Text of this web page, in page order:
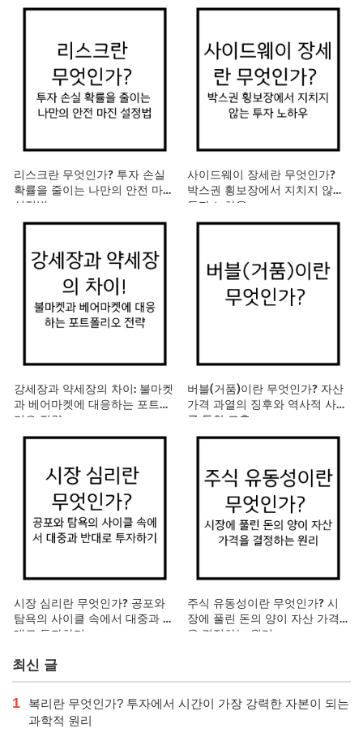
리스크란 무엇인가? 투자 손실
확률을 줄이는 나만의 안전 마진
설정법
사이드웨이 장세란 무엇인가?
박스권 횡보장에서 지치지 않는
투자 노하우
강세장과 약세장의 차이: 불마켓
과 베어마켓에 대응하는 포트폴
리오 전략
버블(거품)이란 무엇인가? 자산
가격 과열의 징후와 역사적 사례
를 통한 교훈
시장 심리란 무엇인가? 공포와
탐욕의 사이클 속에서 대중과 반
대로 투자하기
주식 유동성이란 무엇인가? 시
장에 풀린 돈의 양이 자산 가격
을 결정하는 원리
최신 글
1
복리란 무엇인가? 투자에서 시간이 가장 강력한 자본이 되는
과학적 원리